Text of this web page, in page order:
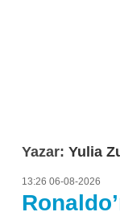
Yazar: Yulia
13:26 06-08-2026